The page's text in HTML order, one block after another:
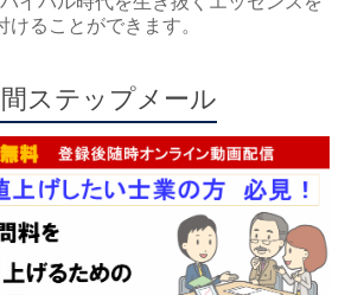
ることができます。
間ステップメール